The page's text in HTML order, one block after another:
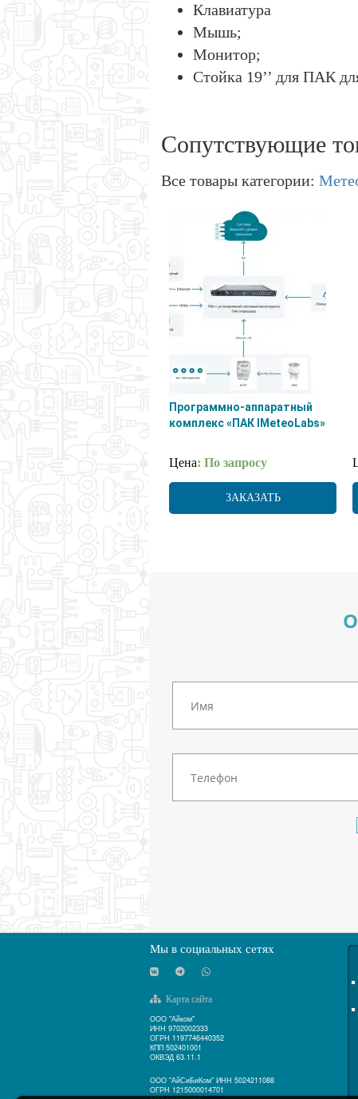
Клавиатура
Мышь;
Монитор;
Стойка 19’’ для ПАК
Сопутствующие
Все товары категории:
Программно-аппаратный
комплекс «ПАК IMeteoLabs»
Цена: По запросу
ЗАКАЗАТЬ
Мы в социальных сетях
Карта сайта
ООО "Айком"
ИНН 9702002333
ОГРН 1197746440352
КПП 502401001
ОКВЭД 63.11.1
ООО "АйСиБиКом" ИНН 5024211088
ОГРН 1215000014701